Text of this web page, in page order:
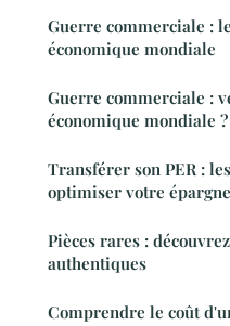
Guerre commerciale :
économique mondiale
Guerre commerciale :
économique mondiale ?
Transférer son PER :
optimiser votre épargne
Pièces rares :
authentiques
Comprendre le coût